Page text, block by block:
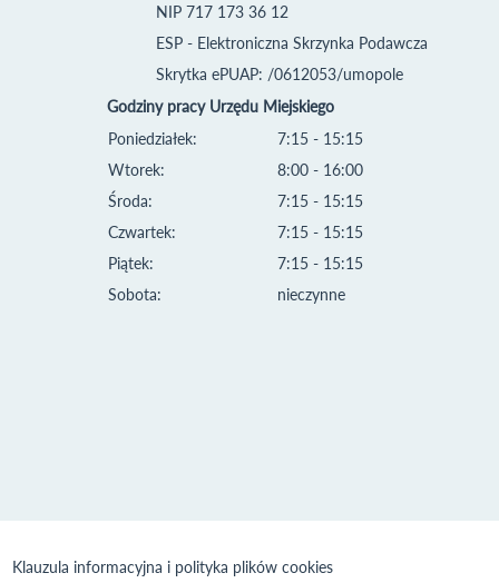
NIP 717 173 36 12
ESP - Elektroniczna Skrzynka Podawcza
Skrytka ePUAP: /0612053/umopole
Godziny pracy Urzędu Miejskiego
Poniedziałek:
Wtorek:
Środa:
Czwartek:
Piątek:
Sobota:
7:15 - 15:15
8:00 - 16:00
7:15 - 15:15
7:15 - 15:15
7:15 - 15:15
nieczynne
Klauzula informacyjna i polityka plików cookies